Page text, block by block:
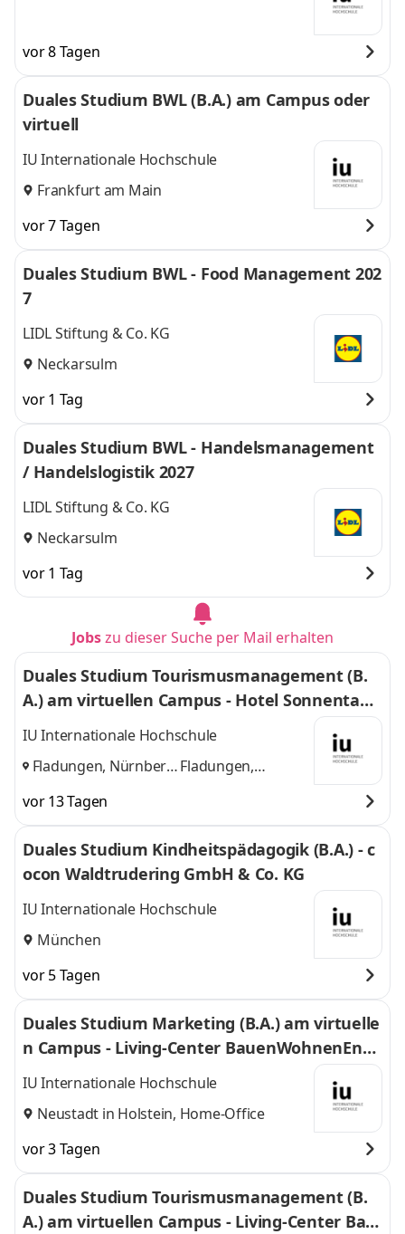
vor 8 Tagen
Duales Studium BWL (B.A.) am Campus oder
virtuell
IU Internationale Hochschule
Frankfurt am Main
vor 7 Tagen
Duales Studium BWL - Food Management 202
7
LIDL Stiftung & Co. KG
Neckarsulm
vor 1 Tag
Duales Studium BWL - Handelsmanagement
/ Handelslogistik 2027
LIDL Stiftung & Co. KG
Neckarsulm
vor 1 Tag
Jobszu dieser Suche per Mail erhalten
Duales Studium Tourismusmanagement (B.
A.) am virtuellen Campus - Hotel Sonnentau
GmbH & Co. KG
IU Internationale Hochschule
Fladungen, Nürnberg,Fladungen,
vor 13 Tagen
Duales Studium Kindheitspädagogik (B.A.) - c
ocon Waldtrudering GmbH & Co. KG
IU Internationale Hochschule
München
vor 5 Tagen
Duales Studium Marketing (B.A.) am virtuelle
n Campus - Living-Center BauenWohnenEner
gie GmbH & Co. KG
IU Internationale Hochschule
Neustadt in Holstein, Home-Office
vor 3 Tagen
Duales Studium Tourismusmanagement (B.
A.) am virtuellen Campus - Living-Center Bau